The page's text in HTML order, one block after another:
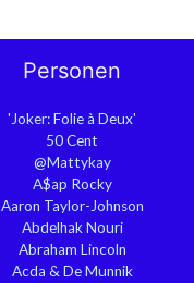
Personen
'Joker: Folie à Deux'
50 Cent
@Mattykay
A$ap Rocky
Aaron Taylor-Johnson
Abdelhak Nouri
Abraham Lincoln
Acda & De Munnik